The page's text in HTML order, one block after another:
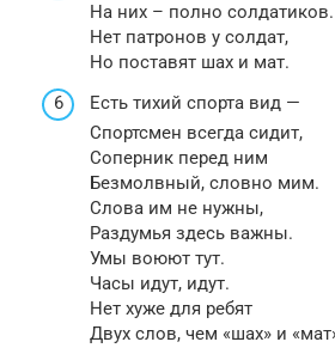
На них – полно солдатиков.
Нет патронов у солдат,
Но поставят шах и мат.
Есть тихий спорта вид —
Спортсмен всегда сидит,
Соперник перед ним
Безмолвный, словно мим.
Слова им не нужны,
Раздумья здесь важны.
Умы воюют тут.
Часы идут, идут.
Нет хуже для ребят
Двух слов, чем «шах» и